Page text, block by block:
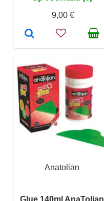
9,00 €
Anatolian
Glue 140ml AnaTolian